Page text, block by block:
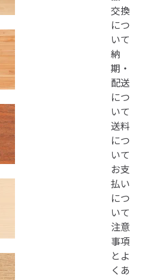
交換
につ
いて
納
期・
配送
につ
いて
送料
につ
いて
お支
払い
につ
いて
注意
事項
とよ
くあ